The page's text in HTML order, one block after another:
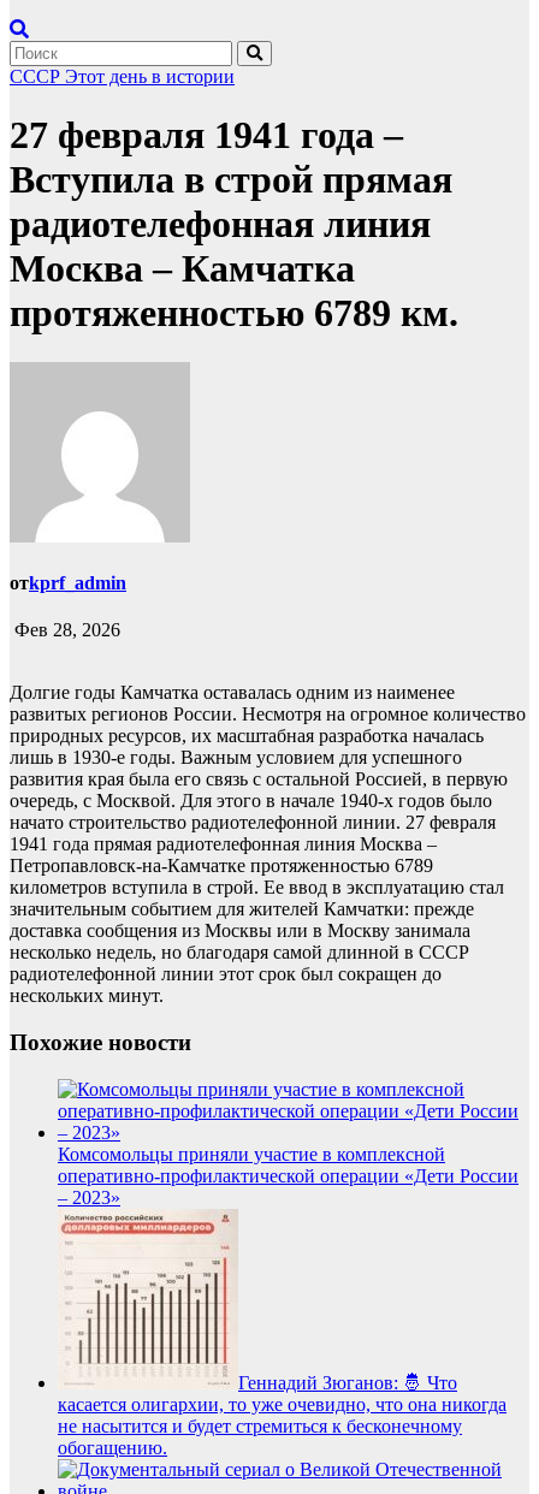
СССР Этот день в истории
27 февраля 1941 года –
Вступила в строй прямая
радиотелефонная линия
Москва – Камчатка
протяженностью 6789 км.
отkprf_admin
Фев 28, 2026
Долгие годы Камчатка оставалась одним из наименее
развитых регионов России. Несмотря на огромное количество
природных ресурсов, их масштабная разработка началась
лишь в 1930-е годы. Важным условием для успешного
развития края была его связь с остальной Россией, в первую
очередь, с Москвой. Для этого в начале 1940-х годов было
начато строительство радиотелефонной линии. 27 февраля
1941 года прямая радиотелефонная линия Москва –
Петропавловск-на-Камчатке протяженностью 6789
километров вступила в строй. Ее ввод в эксплуатацию стал
значительным событием для жителей Камчатки: прежде
доставка сообщения из Москвы или в Москву занимала
несколько недель, но благодаря самой длинной в СССР
радиотелефонной линии этот срок был сокращен до
нескольких минут.
Похожие новости
Комсомольцы приняли участие в комплексной
оперативно-профилактической операции «Дети России
– 2023»
Геннадий Зюганов: 🤴 Что
касается олигархии, то уже очевидно, что она никогда
не насытится и будет стремиться к бесконечному
обогащению.